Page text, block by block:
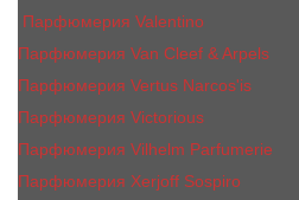
Парфюмерия Valentino
Парфюмерия Van Cleef & Arpels
Парфюмерия Vertus Narcos'is
Парфюмерия Victorious
Парфюмерия Vilhelm Parfumerie
Парфюмерия Xerjoff Sospiro